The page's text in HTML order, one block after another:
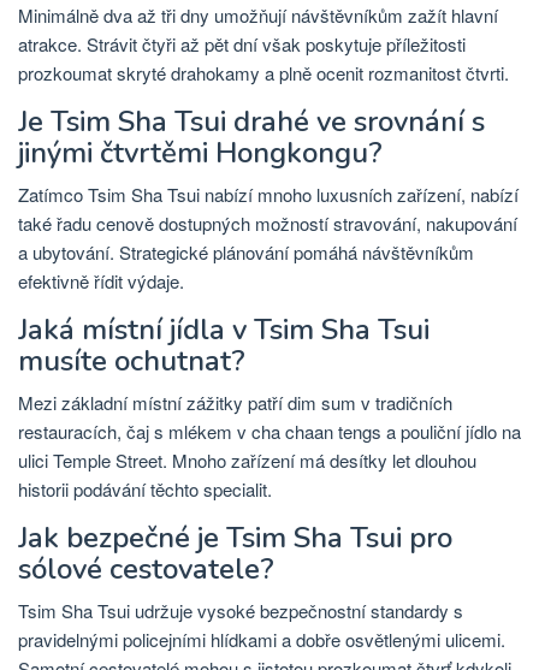
Minimálně dva až tři dny umožňují návštěvníkům zažít hlavní
atrakce. Strávit čtyři až pět dní však poskytuje příležitosti
prozkoumat skryté drahokamy a plně ocenit rozmanitost čtvrti.
Je Tsim Sha Tsui drahé ve srovnání s
jinými čtvrtěmi Hongkongu?
Zatímco Tsim Sha Tsui nabízí mnoho luxusních zařízení, nabízí
také řadu cenově dostupných možností stravování, nakupování
a ubytování. Strategické plánování pomáhá návštěvníkům
efektivně řídit výdaje.
Jaká místní jídla v Tsim Sha Tsui
musíte ochutnat?
Mezi základní místní zážitky patří dim sum v tradičních
restauracích, čaj s mlékem v cha chaan tengs a pouliční jídlo na
ulici Temple Street. Mnoho zařízení má desítky let dlouhou
historii podávání těchto specialit.
Jak bezpečné je Tsim Sha Tsui pro
sólové cestovatele?
Tsim Sha Tsui udržuje vysoké bezpečnostní standardy s
pravidelnými policejními hlídkami a dobře osvětlenými ulicemi.